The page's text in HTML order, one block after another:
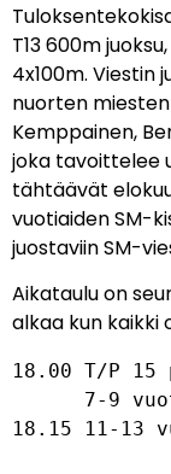
T13 600m
4x100m. Viestin
nuorten miesten
Kemppainen,
joka tavoittelee
tähtäävät
vuotiaiden SM-
juostaviin SM-
Aikataulu on
alkaa kun kaikki
18.00 T/P 15
18.15 11-13